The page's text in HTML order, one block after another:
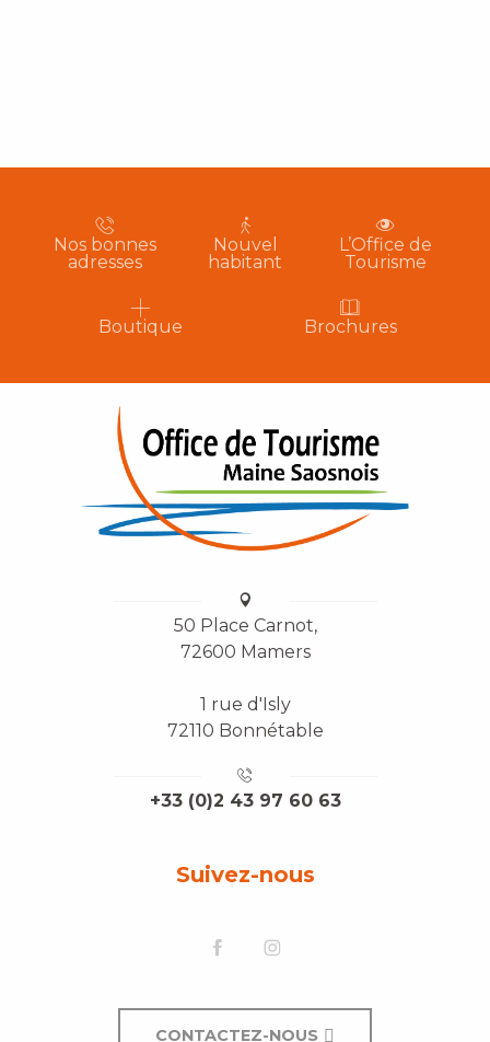
Nos bonnes
adresses
Nouvel
habitant
L’Office de
Tourisme
Boutique Brochures
50 Place Carnot,
72600 Mamers
1 rue d'Isly
72110 Bonnétable
+33 (0)2 43 97 60 63
Suivez-nous
CONTACTEZ-NOUS